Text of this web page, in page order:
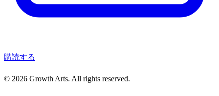
購読する
© 2026 Growth Arts. All rights reserved.